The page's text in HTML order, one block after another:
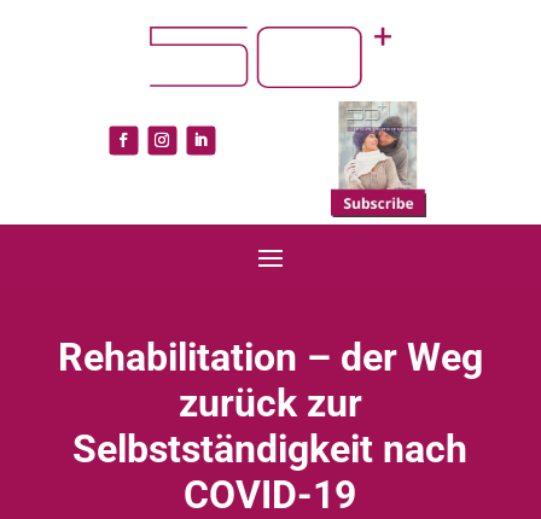
Rehabilitation – der Weg
zurück zur
Selbstständigkeit nach
COVID-19